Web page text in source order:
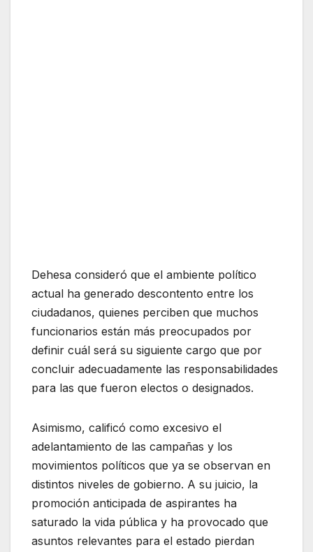
Dehesa consideró que el ambiente político
actual ha generado descontento entre los
ciudadanos, quienes perciben que muchos
funcionarios están más preocupados por
definir cuál será su siguiente cargo que por
concluir adecuadamente las responsabilidades
para las que fueron electos o designados.
Asimismo, calificó como excesivo el
adelantamiento de las campañas y los
movimientos políticos que ya se observan en
distintos niveles de gobierno. A su juicio, la
promoción anticipada de aspirantes ha
saturado la vida pública y ha provocado que
asuntos relevantes para el estado pierdan